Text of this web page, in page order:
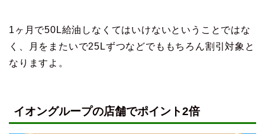
1ヶ月で50L給油しなくてはいけないということではな
く、月をまたいで25Lずつなどでももちろん割引対象と
なりますよ。
イオングループの店舗でポイント2倍